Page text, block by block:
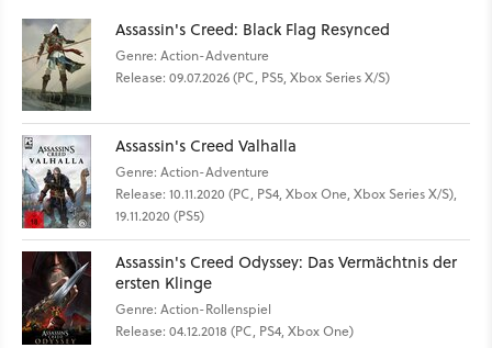
Assassin's Creed: Black Flag Resynced
Genre: Action-Adventure
Release: 09.07.2026 (PC, PS5, Xbox Series X/S)
Assassin's Creed Valhalla
Genre: Action-Adventure
Release: 10.11.2020 (PC, PS4, Xbox One, Xbox Series X/S),
19.11.2020 (PS5)
Assassin's Creed Odyssey: Das Vermächtnis der
ersten Klinge
Genre: Action-Rollenspiel
Release: 04.12.2018 (PC, PS4, Xbox One)